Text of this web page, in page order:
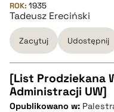
pobierz cytat
BIBTEX
pobierz cytat
ROK: 1935
Tadeusz Ereciński
Zacytuj Udostępnij
CZYSTY TEKST
[List Prodziekana
Administracji UW]
Opublikowano w: